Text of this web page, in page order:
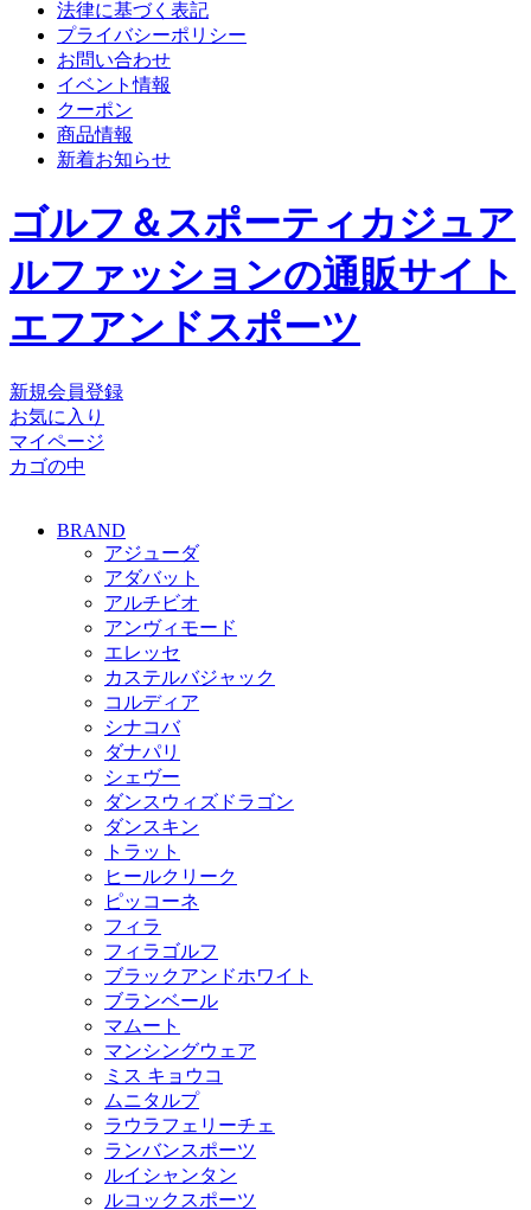
法律に基づく表記
プライバシーポリシー
お問い合わせ
イベント情報
クーポン
商品情報
新着お知らせ
ゴルフ＆スポーティカジュア
ルファッションの通販サイト
エフアンドスポーツ
新規会員登録
お気に入り
マイページ
カゴの中
BRAND
アジューダ
アダバット
アルチビオ
アンヴィモード
エレッセ
カステルバジャック
コルディア
シナコバ
ダナパリ
シェヴー
ダンスウィズドラゴン
ダンスキン
トラット
ヒールクリーク
ピッコーネ
フィラ
フィラゴルフ
ブラックアンドホワイト
ブランベール
マムート
マンシングウェア
ミス キョウコ
ムニタルプ
ラウラフェリーチェ
ランバンスポーツ
ルイシャンタン
ルコックスポーツ